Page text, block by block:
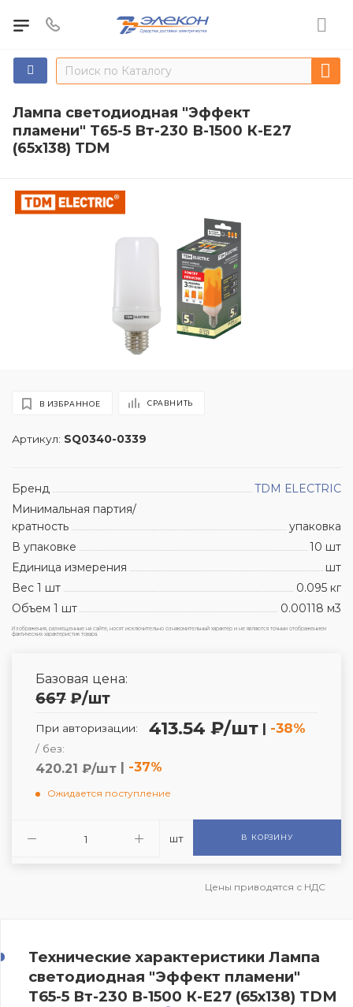
Лампа светодиодная "Эффект
пламени" Т65-5 Вт-230 В-1500 К-E27
(65х138) TDM
Артикул: SQ0340-0339
В ИЗБРАННОЕ СРАВНИТЬ
Бренд
TDM ЕLECTRIC
Минимальная партия/
кратность
упаковка
В упаковке
10 шт
Единица измерения
шт
Вес 1 шт
0.095 кг
Объем 1 шт
0.00118 м3
Изображения, размещенные на сайте, носят исключительно ознакомительный характер и не являются точным отображением
фактических характеристик товара.
Базовая цена:
667 ₽/шт
При авторизации: 413.54 ₽/шт | -38%
/ без:
420.21 ₽/шт | -37%
Ожидается поступление
шт В КОРЗИНУ
Цены приводятся с НДС
Технические характеристики Лампа
светодиодная "Эффект пламени"
Т65-5 Вт-230 В-1500 К-E27 (65х138) TDM